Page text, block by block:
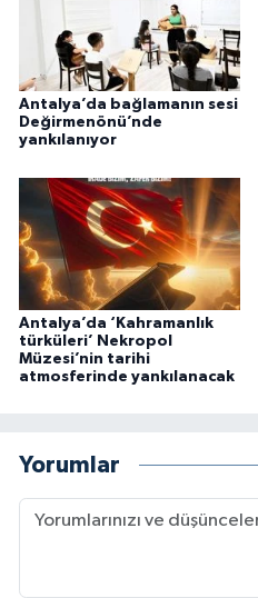
Antalya’da bağlamanın sesi
Değirmenönü’nde
yankılanıyor
Antalya’da ‘Kahramanlık
türküleri’ Nekropol
Müzesi’nin tarihi
atmosferinde yankılanacak
Yorumlar